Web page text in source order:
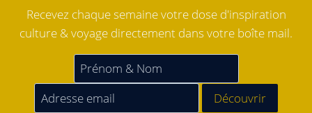
Recevez chaque semaine votre dose d'inspiration
culture & voyage directement dans votre boîte mail.